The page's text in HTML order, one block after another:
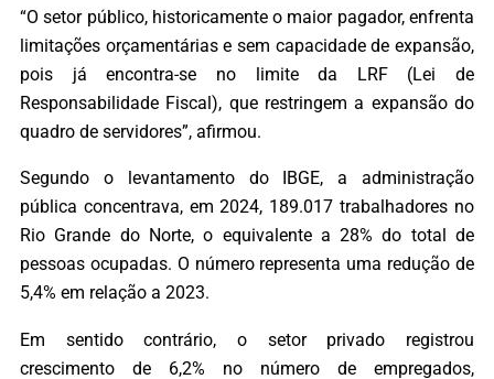
“O setor público, historicamente o maior pagador, enfrenta
limitações orçamentárias e sem capacidade de expansão,
pois já encontra-se no limite da LRF (Lei de
Responsabilidade Fiscal), que restringem a expansão do
quadro de servidores”, afirmou.
Segundo o levantamento do IBGE, a administração
pública concentrava, em 2024, 189.017 trabalhadores no
Rio Grande do Norte, o equivalente a 28% do total de
pessoas ocupadas. O número representa uma redução de
5,4% em relação a 2023.
Em sentido contrário, o setor privado registrou
crescimento de 6,2% no número de empregados,